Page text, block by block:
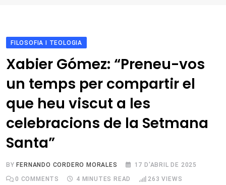
Botiga
FILOSOFIA I TEOLOGIA
Xabier Gómez: “Preneu-vos
un temps per compartir el
que heu viscut a les
celebracions de la Setmana
Santa”
BY FERNANDO CORDERO MORALES
17 D'ABRIL DE 2025
0 COMMENTS 4 MINUTES READ 263 VIEWS